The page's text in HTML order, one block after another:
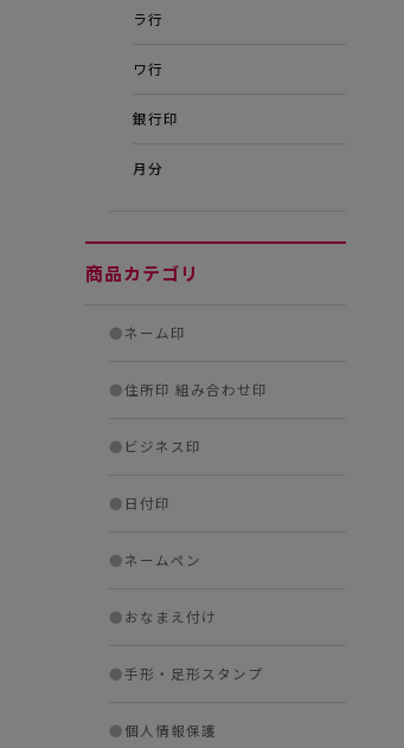
ラ行
ワ行
銀行印
月分
商品カテゴリ
●ネーム印
●住所印 組み合わせ印
● ビジネス印
● 日付印
●ネームペン
●おなまえ付け
●手形・足形スタンプ
●個人情報保護